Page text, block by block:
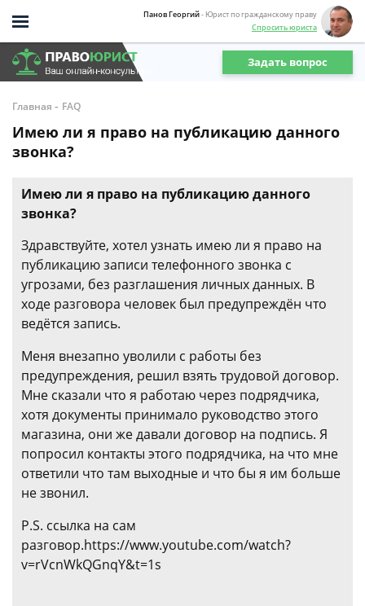
Панов Георгий- Юрист по гражданскому праву
Спросить юриста
Задать вопрос
Главная - FAQ
Имею ли я право на публикацию данного
звонка?
Имею ли я право на публикацию данного
звонка?
Здравствуйте, хотел узнать имею ли я право на
публикацию записи телефонного звонка с
угрозами, без разглашения личных данных. В
ходе разговора человек был предупреждён что
ведётся запись.
Меня внезапно уволили с работы без
предупреждения, решил взять трудовой договор.
Мне сказали что я работаю через подрядчика,
хотя документы принимало руководство этого
магазина, они же давали договор на подпись. Я
попросил контакты этого подрядчика, на что мне
ответили что там выходные и что бы я им больше
не звонил.
P.S. ссылка на сам
разговор.https://www.youtube.com/watch?
v=rVcnWkQGnqY&t=1s